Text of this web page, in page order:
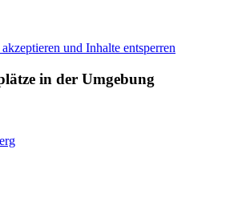
und Inhalte entsperren
in der Umgebung